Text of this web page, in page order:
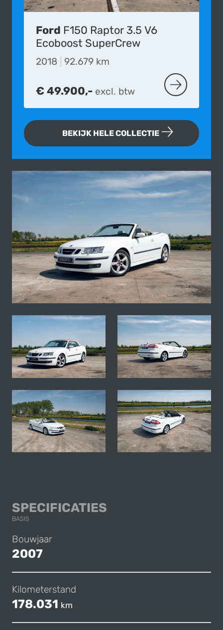
Ford F150 Raptor 3.5 V6
Ecoboost SuperCrew
2018 92.679 km
€ 49.900,- excl. btw MEER OVER
BEKIJK HELE COLLECTIE
Fotogallerij van deze Saab 9-3
SPECIFICATIES
BASIS
Bouwjaar
2007
Kilometerstand
178.031 km